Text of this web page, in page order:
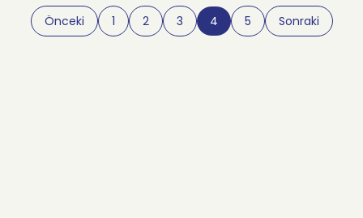
Önceki 1 2 3 4 5 Sonraki